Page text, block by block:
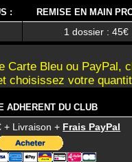
: REMISE EN MAIN
1 dossier : 45€
Carte Bleu ou PayPal,
choisissez votre
ADHERENT DU CLUB
+ Livraison + Frais PayPal